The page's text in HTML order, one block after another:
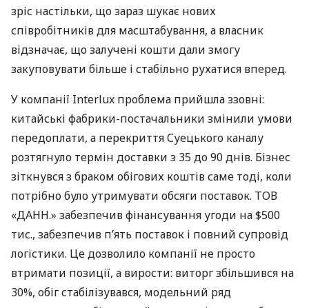
зріс настільки, що зараз шукає нових
співробітників для масштабування, а власник
відзначає, що залучені кошти дали змогу
закуповувати більше і стабільно рухатися вперед.
У компанії Interlux проблема прийшла ззовні:
китайські фабрики-постачальники змінили умови
передоплати, а перекриття Суецького каналу
розтягнуло термін доставки з 35 до 90 днів. Бізнес
зіткнувся з браком обігових коштів саме тоді, коли
потрібно було утримувати обсяги поставок. ТОВ
«ДАНН.» забезпечив фінансування угоди на $500
тис., забезпечив п’ять поставок і повний супровід
логістики. Це дозволило компанії не просто
втримати позиції, а вирости: виторг збільшився на
30%, обіг стабілізувався, модельний ряд